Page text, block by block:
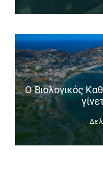
Ο Βιολογικός